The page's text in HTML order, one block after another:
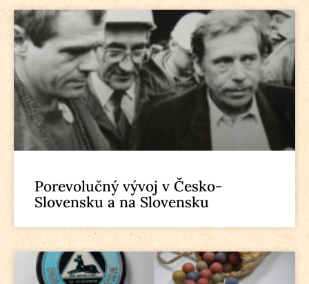
Porevolučný vývoj v Česko-
Slovensku a na Slovensku